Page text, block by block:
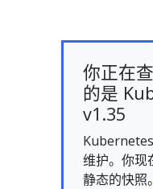
你正在
的是
v1.35
维护。你现
静态的快照